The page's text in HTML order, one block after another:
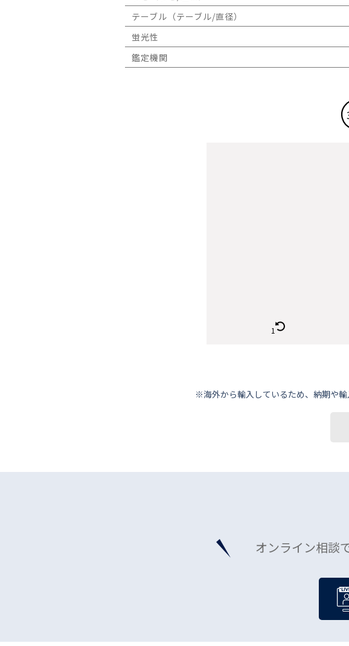
テーブル（テーブル/直径）
蛍光性
鑑定機関
※海外から輸⼊しているため、納期や輸
オンライン相談